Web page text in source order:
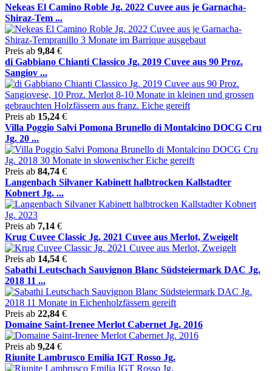
Nekeas El Camino Roble Jg. 2022 Cuvee aus je Garnacha-
Shiraz-Tem ...
Preis ab 9,84 €
di Gabbiano Chianti Classico Jg. 2019 Cuvee aus 90 Proz.
Sangiov ...
Preis ab 15,24 €
Villa Poggio Salvi Pomona Brunello di Montalcino DOCG Cru
Jg. 20 ...
Preis ab 84,74 €
Langenbach Silvaner Kabinett halbtrocken Kallstadter
Kobnert Jg. ...
Preis ab 7,14 €
Krug Cuvee Classic Jg. 2021 Cuvee aus Merlot, Zweigelt
Preis ab 14,54 €
Sabathi Leutschach Sauvignon Blanc Südsteiermark DAC Jg.
2018 11 ...
Preis ab 22,84 €
Domaine Saint-Irenee Merlot Cabernet Jg. 2016
Preis ab 9,24 €
Riunite Lambrusco Emilia IGT Rosso Jg.